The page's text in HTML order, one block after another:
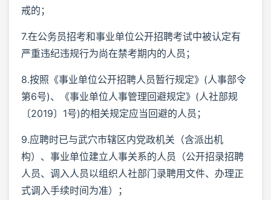
戒的；
7.在公务员招考和事业单位公开招聘考试中被认定有
严重违纪违规行为尚在禁考期内的人员；
8.按照《事业单位公开招聘人员暂行规定》(人事部令
第6号)、《事业单位人事管理回避规定》(人社部规
〔2019〕1号)的相关规定应当回避的人员；
9.应聘时已与武穴市辖区内党政机关（含派出机
构）、事业单位建立人事关系的人员（公开招录招聘
人员、调入人员以组织人社部门录聘用文件、办理正
式调入手续时间为准）；